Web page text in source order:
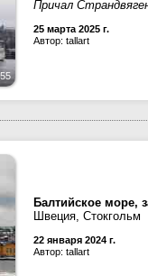
Причал
25 марта 2025 г.
Автор: tallart
Балтийское море,
Швеция, Стокгольм
22 января 2024 г.
Автор: tallart